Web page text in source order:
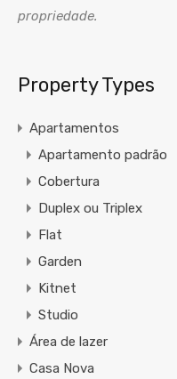
propriedade.
Property Types
Apartamentos
Apartamento padrão
Cobertura
Duplex ou Triplex
Flat
Garden
Kitnet
Studio
Área de lazer
Casa Nova